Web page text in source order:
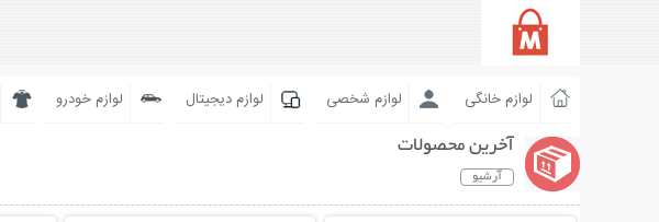
لوازم خانگی لوازم شخصی لوازم دیجیتال لوازم خودرو
آخرین محصولات
آرشیو